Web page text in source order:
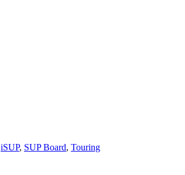
iSUP, SUP Board, Touring